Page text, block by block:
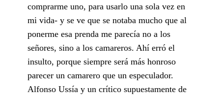
comprarme uno, para usarlo una sola vez en
mi vida- y se ve que se notaba mucho que al
ponerme esa prenda me parecía no a los
señores, sino a los camareros. Ahí erró el
insulto, porque siempre será más honroso
parecer un camarero que un especulador.
Alfonso Ussía y un crítico supuestamente de